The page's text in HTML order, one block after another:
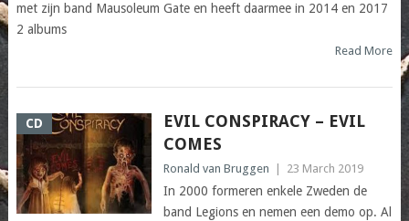
met zijn band Mausoleum Gate en heeft daarmee in 2014 en 2017
2 albums
Read More
CD
EVIL CONSPIRACY – EVIL
COMES
Ronald van Bruggen 23 March 2019
In 2000 formeren enkele Zweden de
band Legions en nemen een demo op. Al